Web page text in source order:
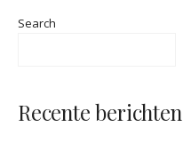
Search
Recente berichten